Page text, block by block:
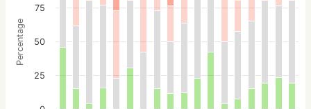
Percentage
25
50
75